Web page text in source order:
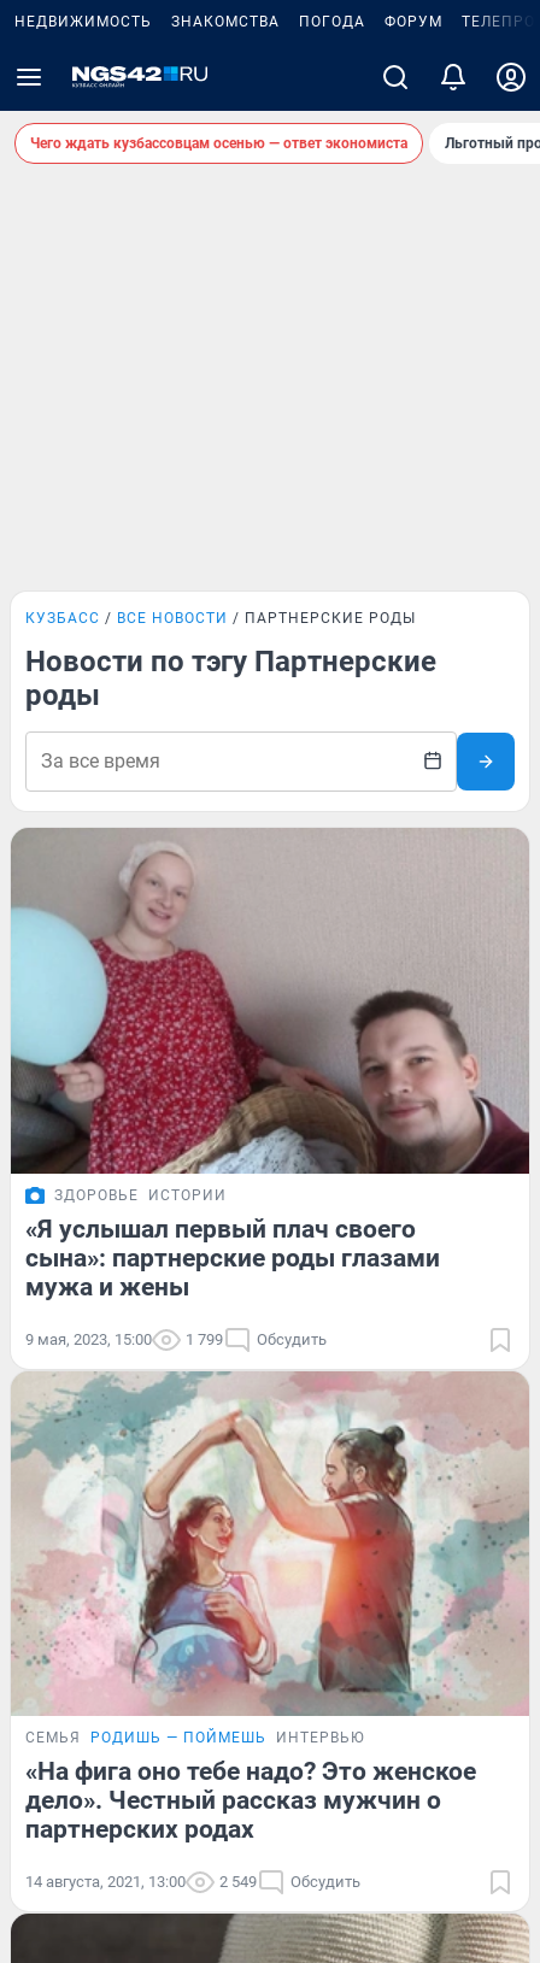
НЕДВИЖИМОСТЬ ЗНАКОМСТВА ПОГОДА ФОРУМ
Чего ждать кузбассовцам осенью — ответ экономиста Льготный
КУЗБАСС ВСЕ НОВОСТИ ПАРТНЕРСКИЕ РОДЫ
Новости по тэгу Партнерские
роды
ЗДОРОВЬЕ ИСТОРИИ
«Я услышал первый плач своего
сына»: партнерские роды глазами
мужа и жены
9 мая, 2023, 15:00 1 799 Обсудить
СЕМЬЯ РОДИШЬ — ПОЙМЕШЬ ИНТЕРВЬЮ
«На фига оно тебе надо? Это женское
дело». Честный рассказ мужчин о
партнерских родах
14 августа, 2021, 13:00 2 549 Обсудить